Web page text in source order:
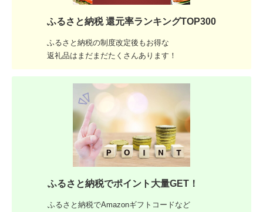
ふるさと納税 還元率ランキングTOP300
ふるさと納税の制度改定後もお得な
返礼品はまだまだたくさんあります！
ふるさと納税でポイント大量GET！
ふるさと納税でAmazonギフトコードなど